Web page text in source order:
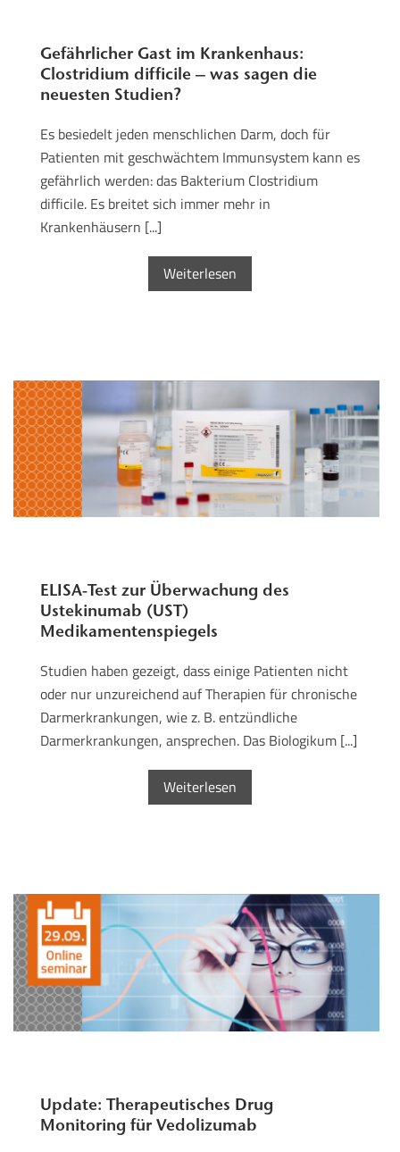
Gefährlicher Gast im Krankenhaus:
Clostridium difficile – was sagen die
neuesten Studien?
Es besiedelt jeden menschlichen Darm, doch für
Patienten mit geschwächtem Immunsystem kann es
gefährlich werden: das Bakterium Clostridium
difficile. Es breitet sich immer mehr in
Krankenhäusern [...]
Weiterlesen
ELISA-Test zur Überwachung des
Ustekinumab (UST)
Medikamentenspiegels
Studien haben gezeigt, dass einige Patienten nicht
oder nur unzureichend auf Therapien für chronische
Darmerkrankungen, wie z. B. entzündliche
Darmerkrankungen, ansprechen. Das Biologikum [...]
Weiterlesen
Update: Therapeutisches Drug
Monitoring für Vedolizumab